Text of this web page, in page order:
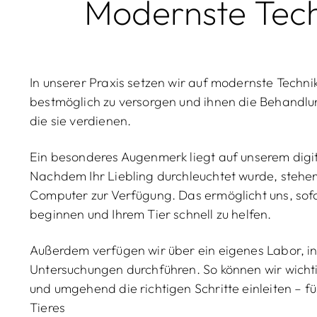
Modernste
In unserer Praxis setzen wir auf modernste
bestmöglich zu versorgen und ihnen die
die sie verdienen.
Ein besonderes Augenmerk liegt auf unserem
Nachdem Ihr Liebling durchleuchtet wurde,
Computer zur Verfügung. Das ermöglicht uns,
beginnen und Ihrem Tier schnell zu helfen.
Außerdem verfügen wir über ein eigenes Labor,
Untersuchungen durchführen. So können wir
und umgehend die richtigen Schritte einleiten –
Tieres